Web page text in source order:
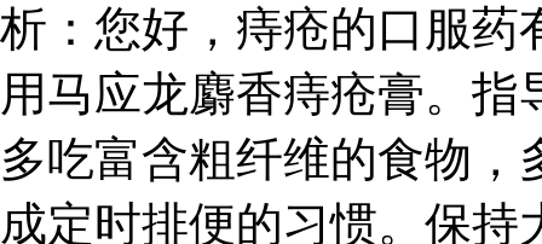
析：您好，痔疮的口服药
用马应龙麝香痔疮膏。
多吃富含粗纤维的食物
成定时排便的习惯。保